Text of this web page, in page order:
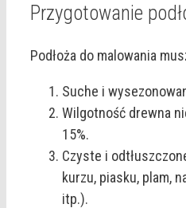
Przygotowanie
Podłoża do malowania
Suche i
Wilgotność drewna
15%.
Czyste i
kurzu, piasku, plam,
itp.).